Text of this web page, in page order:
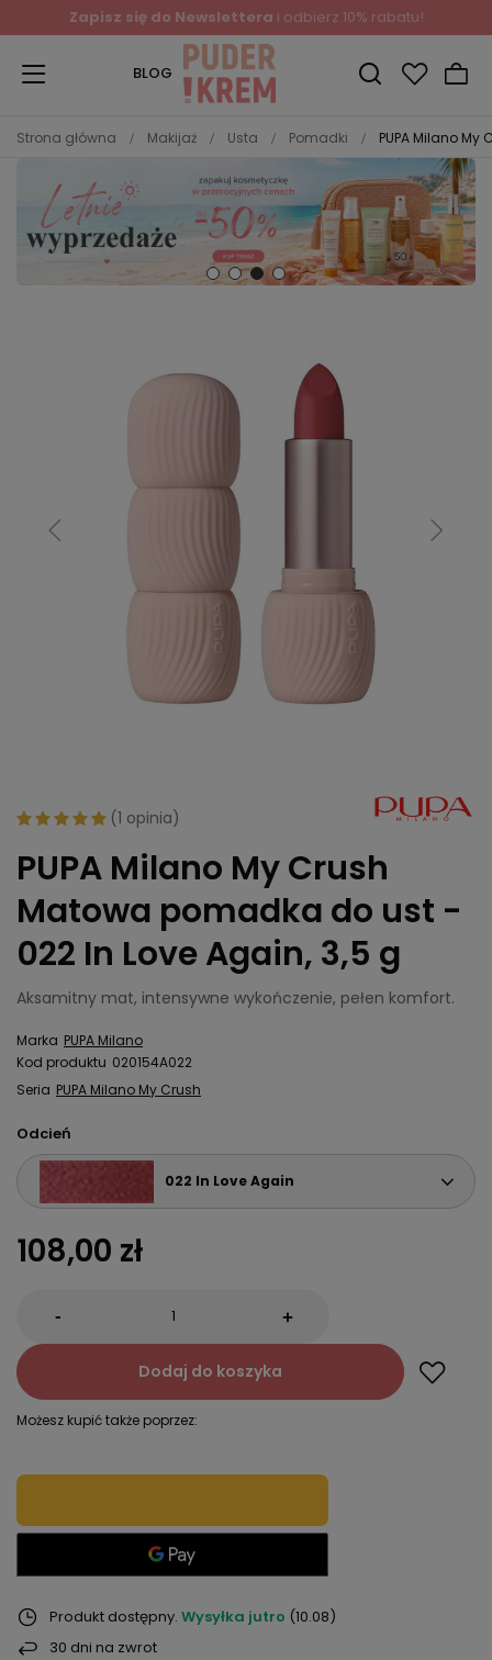
Zapisz się do Newslettera i odbierz 10% rabatu!
BLOG
Strona główna Makijaż Usta Pomadki PUPA Milano
(1 opinia)
PUPA Milano My Crush
Matowa pomadka do ust -
022 In Love Again, 3,5 g
Aksamitny mat, intensywne wykończenie, pełen komfort.
Marka PUPA Milano
Kod produktu 020154A022
Seria PUPA Milano My Crush
Odcień
022 In Love Again
108,00 zł
- +
Dodaj do koszyka
Możesz kupić także poprzez:
Produkt dostępny Wysyłka jutro (10.08)
30 dni na zwrot